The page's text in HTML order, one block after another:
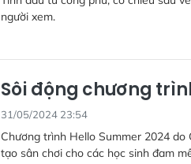
người xem.
Sôi động chương
31/05/2024 23:54
Chương trình Hello Summer 2024
tạo sân chơi cho các học sinh đam